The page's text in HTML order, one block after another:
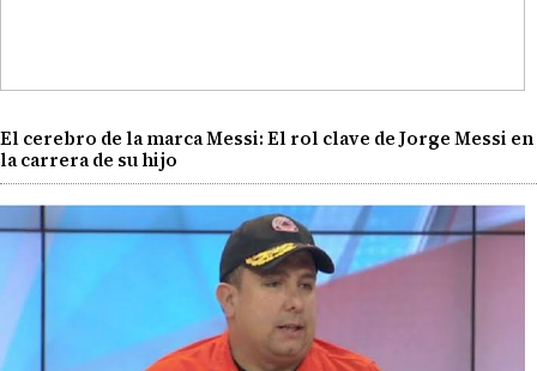
El cerebro de la marca Messi: El rol clave de Jorge Messi en
la carrera de su hijo